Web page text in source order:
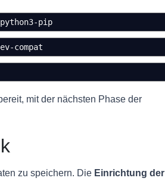
pip
compat
mit der nächsten Phase der
zu speichern. Die Einrichtung der